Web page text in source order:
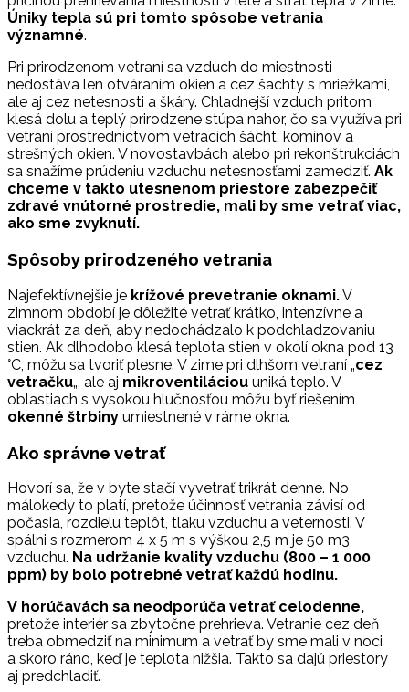
Úniky tepla sú pri tomto spôsobe vetrania
významné.
Pri prirodzenom vetraní sa vzduch do miestnosti
nedostáva len otváraním okien a cez šachty s mriežkami,
ale aj cez netesnosti a škáry. Chladnejší vzduch pritom
klesá dolu a teplý prirodzene stúpa nahor, čo sa využíva pri
vetraní prostredníctvom vetracích šácht, komínov a
strešných okien. V novostavbách alebo pri rekonštrukciách
sa snažíme prúdeniu vzduchu netesnosťami zamedziť. Ak
chceme v takto utesnenom priestore zabezpečiť
zdravé vnútorné prostredie, mali by sme vetrať viac,
ako sme zvyknutí.
Spôsoby prirodzeného vetrania
Najefektívnejšie je krížové prevetranie oknami.V
zimnom období je dôležité vetrať krátko, intenzívne a
viackrát za deň, aby nedochádzalo k podchladzovaniu
stien. Ak dlhodobo klesá teplota stien v okolí okna pod 13
°C, môžu sa tvoriť plesne. V zime pri dlhšom vetraní „cez
vetračku„, ale aj mikroventiláciou uniká teplo. V
oblastiach s vysokou hlučnosťou môžu byť riešením
okenné štrbiny umiestnené v ráme okna.
Ako správne vetrať
Hovorí sa, že v byte stačí vyvetrať trikrát denne. No
málokedy to platí, pretože účinnosť vetrania závisí od
počasia, rozdielu teplôt, tlaku vzduchu a veternosti. V
spálni s rozmerom 4 x 5 m s výškou 2,5 m je 50 m3
vzduchu. Na udržanie kvality vzduchu (800 – 1 000
ppm) by bolo potrebné vetrať každú hodinu.
V horúčavách sa neodporúča vetrať celodenne,
pretože interiér sa zbytočne prehrieva. Vetranie cez deň
treba obmedziť na minimum a vetrať by sme mali v noci
a skoro ráno, keď je teplota nižšia. Takto sa dajú priestory
aj predchladiť.